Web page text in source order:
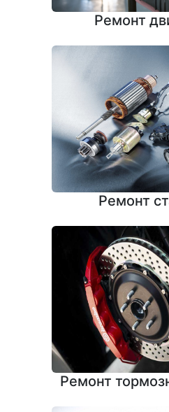
Ремонт
Ремонт
Ремонт